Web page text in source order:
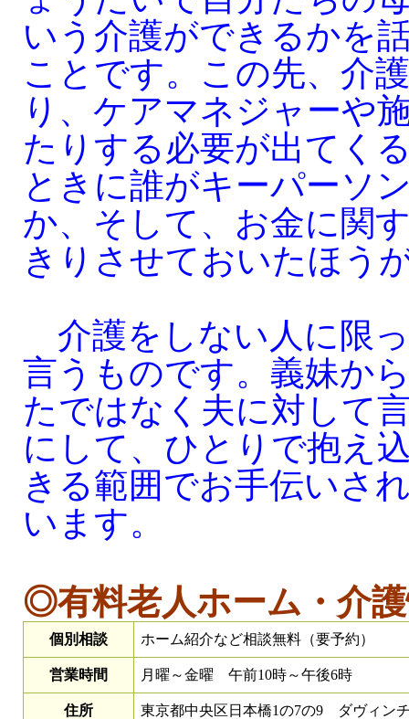
いう介護ができるかを
ことです。この先、介
り、ケアマネジャーや
たりする必要が出てく
ときに誰がキーパーソ
か、そして、お金に関
きりさせておいたほう
介護をしない人に限
言うものです。義妹か
たではなく夫に対して
にして、ひとりで抱え
きる範囲でお手伝いさ
います。
◎有料老人ホーム・介
個別相談 ホーム紹介など相談無料（要予約）
営業時間 月曜～金曜 午前10時～午後6時
住所 東京都中央区日本橋1の7の9 ダヴィン